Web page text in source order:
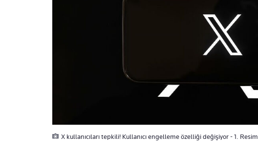
X kullanıcıları tepkili! Kullanıcı engelleme özelliği değişiyor - 1. Resim